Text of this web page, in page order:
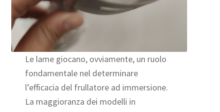
Le lame giocano, ovviamente, un ruolo
fondamentale nel determinare
l’efficacia del frullatore ad immersione.
La maggioranza dei modelli in